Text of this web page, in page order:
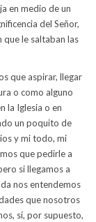
en medio de un
del Señor,
que le saltaban las
que aspirar, llegar
o como alguno
la Iglesia o en
un poquito de
y mi todo, mi
que pedirle a
si llegamos a
nos entendemos
que nosotros
sí, por supuesto,